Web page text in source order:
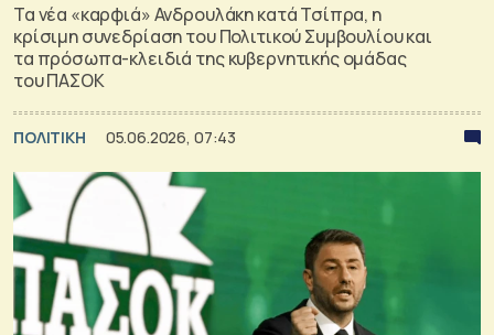
Τα νέα «καρφιά» Ανδρουλάκη κατά Τσίπρα, η
κρίσιμη συνεδρίαση του Πολιτικού Συμβουλίου και
τα πρόσωπα-κλειδιά της κυβερνητικής ομάδας
του ΠΑΣΟΚ
ΠΟΛΙΤΙΚΗ 05.06.2026, 07:43